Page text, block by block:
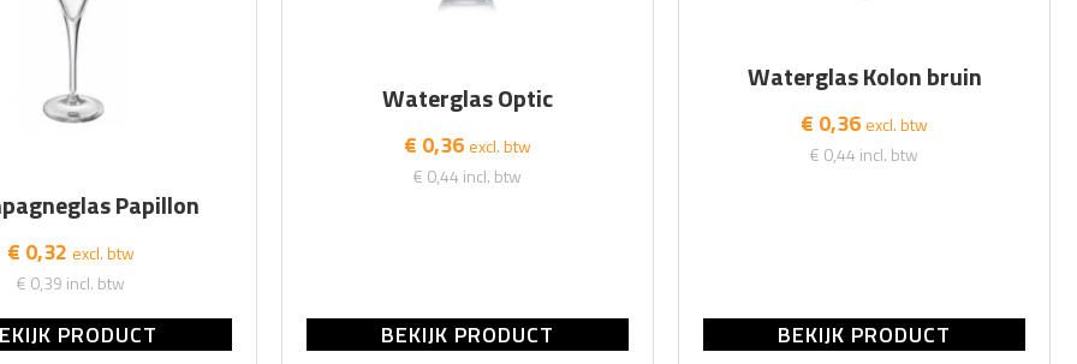
Papillon
€ 0,32 excl. btw
€ 0,39 incl. btw
PRODUCT
Waterglas Optic
€ 0,36 excl. btw
€ 0,44 incl. btw
BEKIJK PRODUCT
Waterglas Kolon bruin
€ 0,36 excl. btw
€ 0,44 incl. btw
BEKIJK PRODUCT